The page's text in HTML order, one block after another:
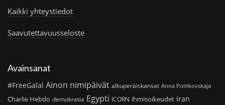
Kaikki yhteystiedot
Saavutettavuusseloste
Avainsanat
#FreeGalal Ainon nimipäivät alkuperäiskansat Anna Politkovskaja
Charlie Hebdo demokratia Egypti ICORN ihmisoikeudet Iran